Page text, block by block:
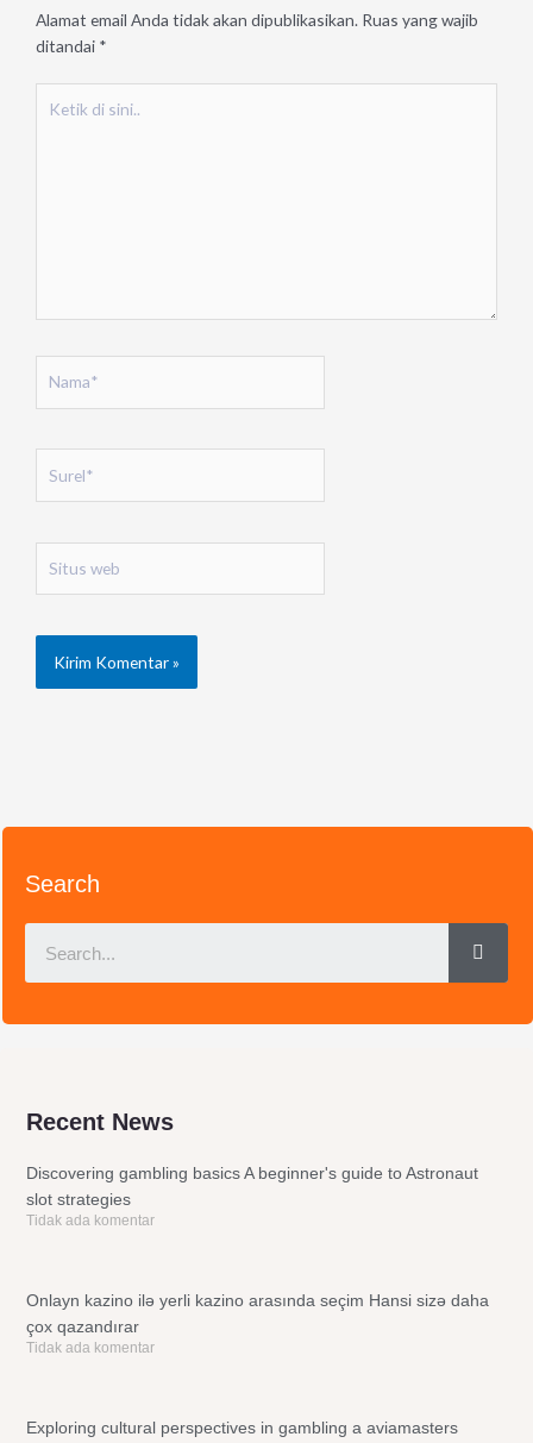
Alamat email Anda tidak akan dipublikasikan. Ruas yang wajib
ditandai *
web
Search
Recent News
Discovering gambling basics A beginner's guide to Astronaut
slot strategies
Tidak ada komentar
Onlayn kazino ilə yerli kazino arasında seçim Hansi sizə daha
çox qazandırar
Tidak ada komentar
Exploring cultural perspectives in gambling a aviamasters